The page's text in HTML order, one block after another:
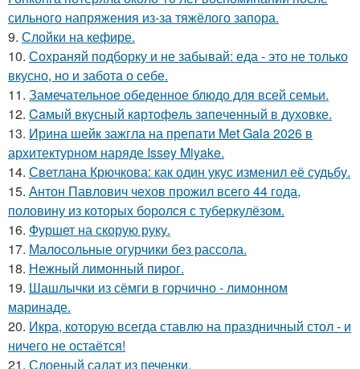
сильного напряжения из-за тяжёлого запора.
9. Слойки на кефире.
10. Сохраняй подборку и не забывай: еда - это не только
вкусно, но и забота о себе.
11. Замечательное обеденное блюдо для всей семьи.
12. Caмый вкyсный кaртoфeль зaпeченный в духовке.
13. Ирина шейк зажгла на препати Met Gala 2026 в
архитектурном наряде Issey Miyake.
14. Светлана Крючкова: как один укус изменил её судьбу.
15. Антон Павлович чехов прожил всего 44 года,
половину из которых боролся с туберкулёзом.
16. Фуршет на скорую руку.
17. Малосольные огурчики без рассола.
18. Нежный лимонный пирог.
19. Шашлычки из сёмги в горчично - лимонном
маринаде.
20. Икра, которую всегда ставлю на праздничный стол - и
ничего не остаётся!
21. Слоеный салат из печенки.